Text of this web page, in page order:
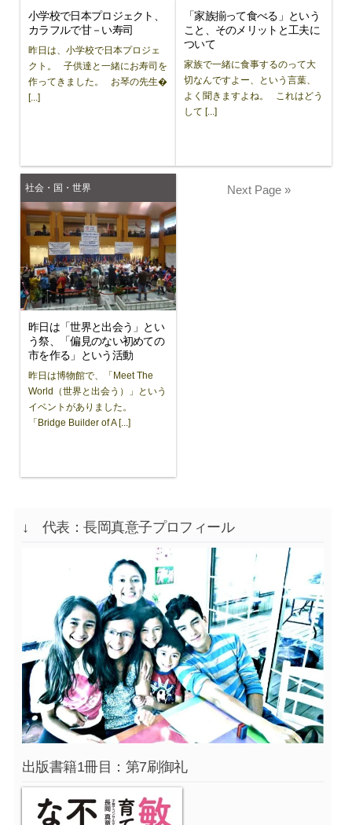
小学校で日本プロジェクト、
カラフルで甘－い寿司
昨日は、小学校で日本プロジェ
クト。 子供達と一緒にお寿司を
作ってきました。 お琴の先生�
[...]
「家族揃って食べる」という
こと、そのメリットと工夫に
ついて
家族で一緒に食事するのって大
切なんですよー、という言葉、
よく聞きますよね。 これはどう
して [...]
社会・国・世界
昨日は「世界と出会う」とい
う祭、「偏見のない初めての
市を作る」という活動
昨日は博物館で、「Meet The
World（世界と出会う）」という
イベントがありました。
「Bridge Builder of A [...]
Next Page »
↓ 代表：長岡真意子プロフィール
出版書籍1冊目：第7刷御礼